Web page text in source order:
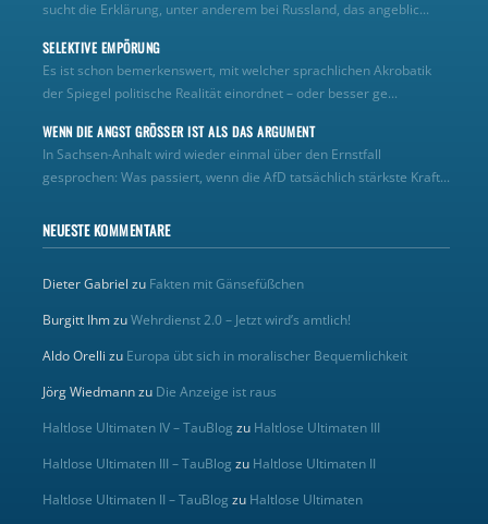
sucht die Erklärung, unter anderem bei Russland, das angeblic...
SELEKTIVE EMPÖRUNG
Es ist schon bemerkenswert, mit welcher sprachlichen Akrobatik
der Spiegel politische Realität einordnet – oder besser ge...
WENN DIE ANGST GRÖSSER IST ALS DAS ARGUMENT
In Sachsen-Anhalt wird wieder einmal über den Ernstfall
gesprochen: Was passiert, wenn die AfD tatsächlich stärkste Kraft...
NEUESTE KOMMENTARE
Dieter Gabriel zu Fakten mit Gänsefüßchen
Burgitt IhmzuWehrdienst 2.0 – Jetzt wird’s amtlich!
Aldo Orelli zu Europa übt sich in moralischer Bequemlichkeit
Jörg Wiedmannzu Die Anzeige ist raus
Haltlose Ultimaten IV – TauBlog zu Haltlose Ultimaten III
Haltlose Ultimaten III – TauBlog zu Haltlose Ultimaten II
Haltlose Ultimaten II – TauBlog zu Haltlose Ultimaten